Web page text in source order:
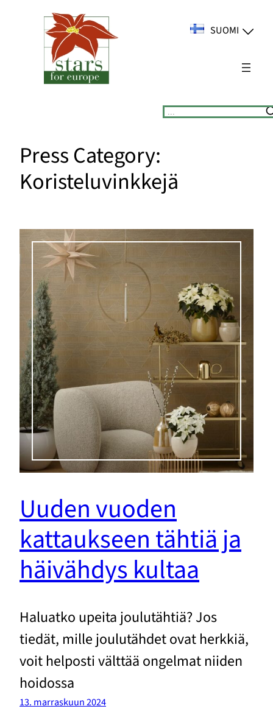
SUOMI
Suchen
Press Category:
Koristeluvinkkejä
Uuden vuoden
kattaukseen tähtiä ja
häivähdys kultaa
Haluatko upeita joulutähtiä? Jos
tiedät, mille joulutähdet ovat herkkiä,
voit helposti välttää ongelmat niiden
hoidossa
13. marraskuun 2024